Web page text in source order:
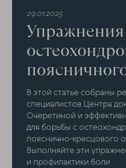
29.01.2025
В этой статье собраны
специалистов Центра
Очеретиной и
для борьбы с
пояснично-кресцового
Выполняйте эти
и профилактики боли